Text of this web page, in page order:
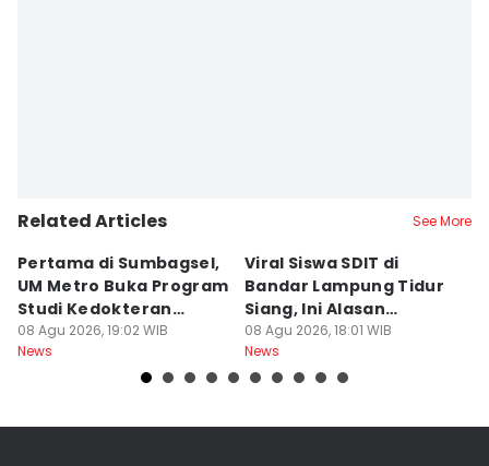
Related Articles See More
Pertama di Sumbagsel,
UM Metro Buka Program
Studi Kedokteran
Hewan
08 Agu 2026, 19:02 WIB
News
Viral Siswa SDIT di
Bandar Lampung Tidur
Siang, Ini Alasan
Sekolah
08 Agu 2026, 18:01 WIB
News